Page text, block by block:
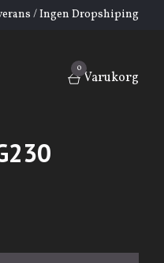
/ Ingen Dropshiping
0
Varukorg